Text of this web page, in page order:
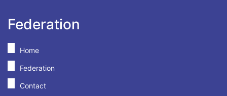
Federation
Home
Federation
Contact